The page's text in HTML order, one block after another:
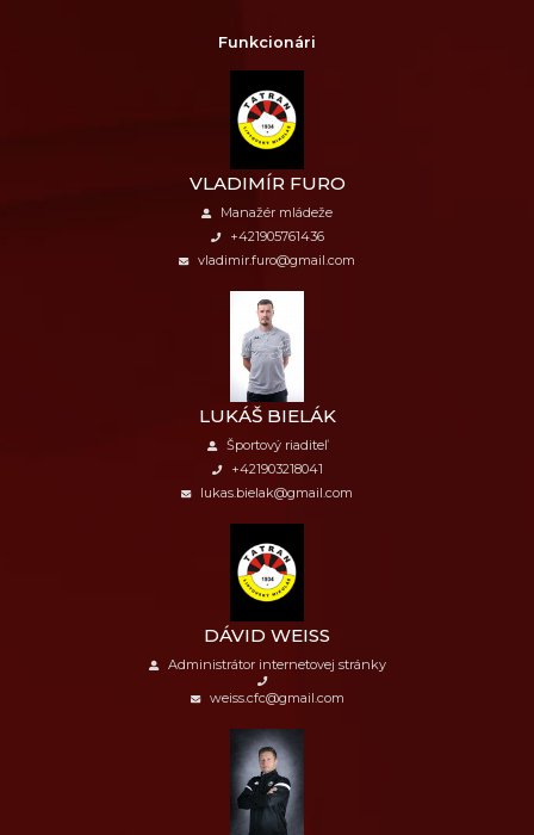
Funkcionári
VLADIMÍR FURO
Manažér mládeže
+421905761436
vladimir.furo@gmail.com
LUKÁŠ BIELÁK
Športový riaditeľ
+421903218041
lukas.bielak@gmail.com
DÁVID WEISS
Administrátor internetovej stránky
weiss.cfc@gmail.com